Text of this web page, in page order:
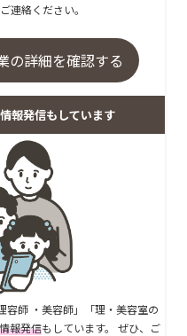
連絡ください。
の詳細を確認する
報発信もしています
容師 ・美容師」「理・美容室の
報発信もしています。 ぜひ、ご